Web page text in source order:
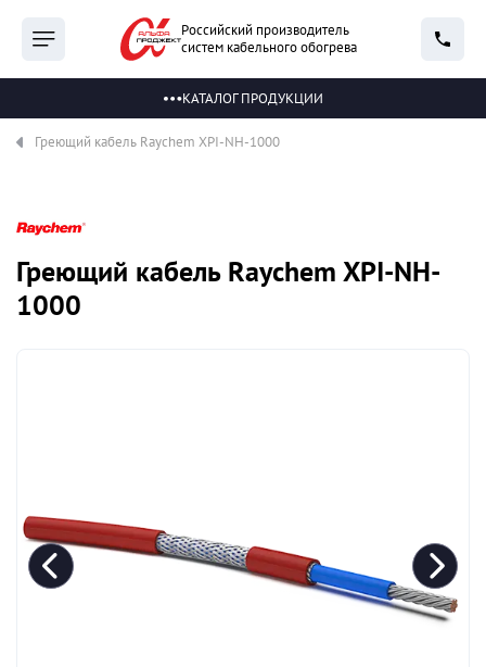
Российский производитель
систем кабельного обогрева
КАТАЛОГ ПРОДУКЦИИ
Греющий кабель Raychem XPI-NH-1000
Греющий кабель Raychem XPI-NH-
1000